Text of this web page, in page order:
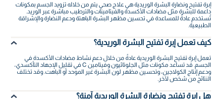
إبرة تفتيح ونضارة البشرة الوريدية هي علاج صحي يتم من خلاله تزويد الجسم بمكونات
داعمة للبشرة مثل مضادات الأكسدة والفيتامينات والترطيب مباشرة عبر الوريد.
تُستخدم عادةً للمساعدة في تحسين مظهر البشرة الباهتة ودعم النضارة والإشراقة
الطبيعية.
كيف تعمل إبرة تفتيح البشرة الوريدية؟
تعمل إبرة تفتيح البشرة الوريدية عادةً من خلال دعم نشاط مضادات الأكسدة في
الجسم. قد تساعد مكونات مثل الجلوتاثيون وفيتامين C في تقليل الإجهاد التأكسدي،
ودعم إنتاج الكولاجين، وتحسين مظهر لون البشرة غير الموحد أو الباهت. وقد تختلف
النتائج من شخص لآخر.
هل إبرة تفتيح ونضارة البشرة الوريدية آمنة؟